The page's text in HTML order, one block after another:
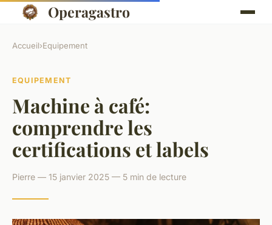
Operagastro
Accueil›Equipement
EQUIPEMENT
Machine à café:
comprendre les
certifications et labels
Pierre — 15 janvier 2025 — 5 min de lecture